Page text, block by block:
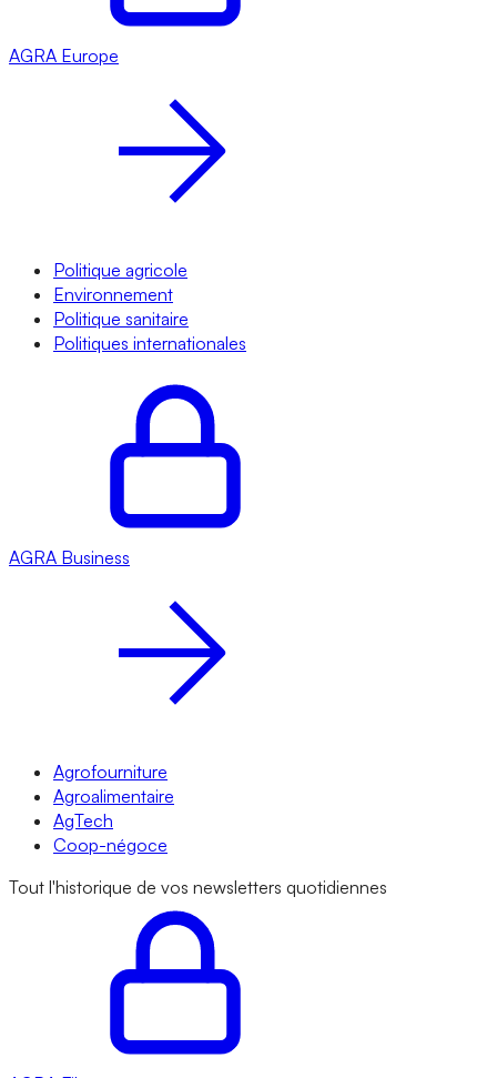
AGRA Europe
Politique agricole
Environnement
Politique sanitaire
Politiques internationales
AGRA Business
Agrofourniture
Agroalimentaire
AgTech
Coop-négoce
Tout l'historique de vos newsletters quotidiennes